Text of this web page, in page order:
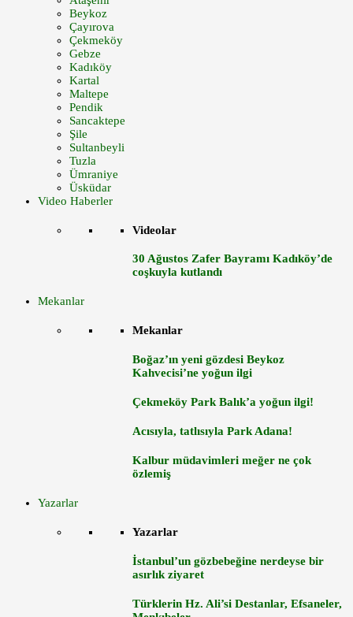
Beykoz
Çayırova
Çekmeköy
Gebze
Kadıköy
Kartal
Maltepe
Pendik
Sancaktepe
Şile
Sultanbeyli
Tuzla
Ümraniye
Üsküdar
Video Haberler
Videolar
30 Ağustos Zafer Bayramı Kadıköy’de
coşkuyla kutlandı
Mekanlar
Mekanlar
Boğaz’ın yeni gözdesi Beykoz
Kahvecisi’ne yoğun ilgi
Çekmeköy Park Balık’a yoğun ilgi!
Acısıyla, tatlısıyla Park Adana!
Kalbur müdavimleri meğer ne çok
özlemiş
Yazarlar
Yazarlar
İstanbul’un gözbebeğine nerdeyse bir
asırlık ziyaret
Türklerin Hz. Ali’si Destanlar, Efsaneler,